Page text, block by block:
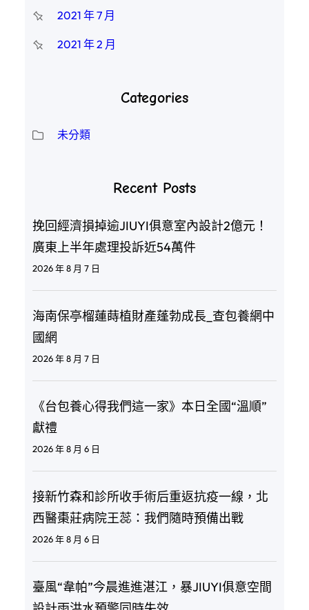
2021 年 7 月
2021 年 2 月
Categories
未分類
Recent Posts
挽回經濟損掉逾JIUYI俱意室內設計2億元！
廣東上半年處理投訴近54萬件
2026 年 8 月 7 日
海南保亭榴蓮蒔植財產蓬勃成長_查包養網中
國網
2026 年 8 月 7 日
《台包養心得我們這一家》本日全國“溫順”
獻禮
2026 年 8 月 6 日
接新竹森和診所收手術后重返抗疫一線，北
西醫棗莊病院王蕊：我們隨時預備出戰
2026 年 8 月 6 日
臺風“韋帕”今晨進進湛江，暴JIUYI俱意空間